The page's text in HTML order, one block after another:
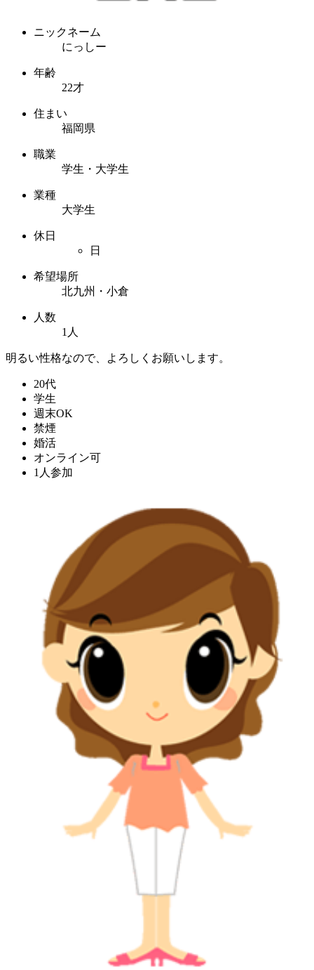
ニックネーム
にっしー
年齢
22才
住まい
福岡県
職業
学生・大学生
業種
大学生
休日
日
希望場所
北九州・小倉
人数
1人
明るい性格なので、よろしくお願いします。
20代
学生
週末OK
禁煙
婚活
オンライン可
1人参加